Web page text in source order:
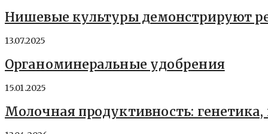
Нишевые культуры демонстрируют
13.07.2025
Органоминеральные удобрения
15.01.2025
Молочная продуктивность: